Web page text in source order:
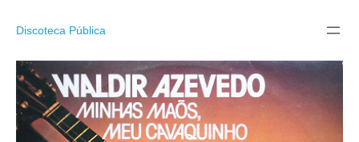
Discoteca Pública